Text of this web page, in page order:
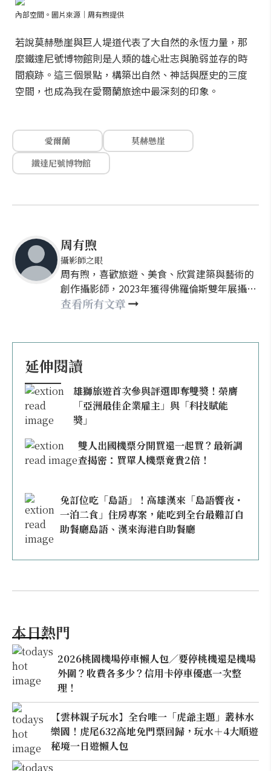
內部空間。圖片來源｜周有煦提供
若說莫赫懸崖與巨人堤道代表了大自然的永恆力量，那
麼鐵達尼號博物館則是人類的雄心壯志與脆弱並存的時
間痕跡。這三個景點，構築出自然、神話與歷史的三度
空間，也成為我在愛爾蘭旅途中最深刻的印象。
愛爾蘭
莫赫懸崖
鐵達尼號博物館
周有煦
攝影師之眼
周有煦，喜歡旅遊、美食、欣賞建築與藝術的
創作攝影師，2023年獲得佛羅倫斯雙年展攝影
類主席特別提及獎，現任欣講堂、Sony數位教
IPA、Px3等國際攝影大賽多次獎項，自稱時空
的旅人，目前在地球擔任接待中。
查看所有文章
延伸閱讀
雄獅旅遊首次參與評選即奪雙獎！榮膺
「亞洲最佳企業雇主」與「科技賦能
獎」
雙人出國機票分開買還一起買？最新調
查揭密：買單人機票竟貴2倍！
免訂位吃「島語」！高雄漢來「島語饗夜・
一泊二食」住房專案，能吃到全台最難訂自
助餐廳島語、漢來海港自助餐廳
本日熱門
2026桃園機場停車懶人包／要停桃機還是機場
外圍？收費各多少？信用卡停車優惠一次整
理！
【雲林親子玩水】全台唯一「虎爺主題」叢林水
樂園！虎尾632高地免門票回歸，玩水＋4大順遊
秘境一日遊懶人包